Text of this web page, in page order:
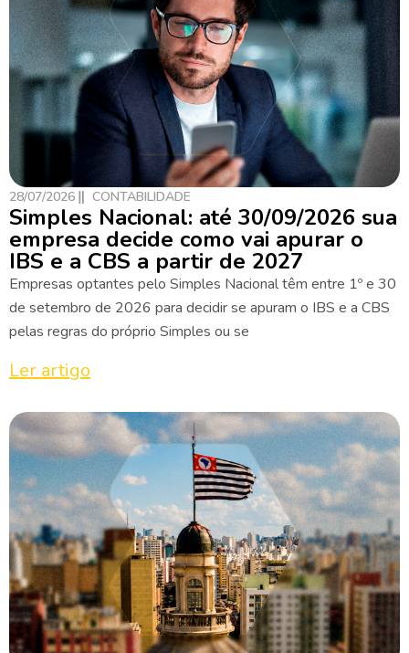
28/07/2026 CONTABILIDADE
Simples Nacional: até 30/09/2026 sua
empresa decide como vai apurar o
IBS e a CBS a partir de 2027
Empresas optantes pelo Simples Nacional têm entre 1º e 30
de setembro de 2026 para decidir se apuram o IBS e a CBS
pelas regras do próprio Simples ou se
Ler artigo